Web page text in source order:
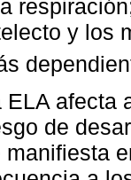
y los
ELA afecta
de
manifiesta